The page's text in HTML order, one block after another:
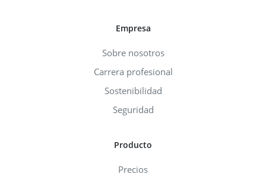
Empresa
Sobre nosotros
Carrera profesional
Sostenibilidad
Seguridad
Producto
Precios